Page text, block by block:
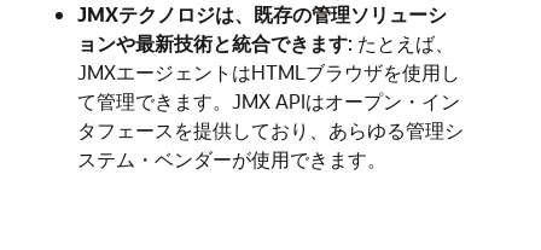
JMXテクノロジは、既存の管理ソリューシ
ョンや最新技術と統合できます: たとえば、
JMXエージェントはHTMLブラウザを使用し
て管理できます。JMX APIはオープン・イン
タフェースを提供しており、あらゆる管理シ
ステム・ベンダーが使用できます。